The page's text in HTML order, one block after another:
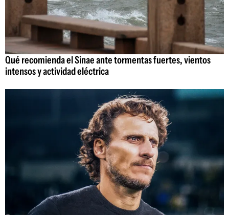
Qué recomienda el Sinae ante tormentas fuertes, vientos
intensos y actividad eléctrica